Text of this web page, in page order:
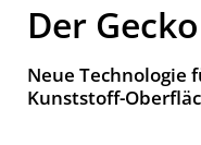
Der
Neue
Kunststoff-